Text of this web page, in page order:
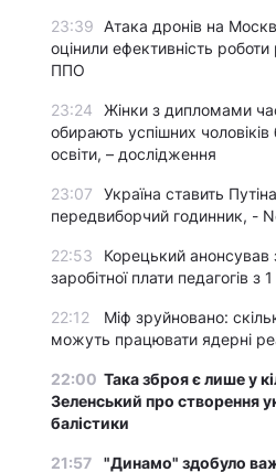
23:39
Атака дронів на
оцінили ефективність роботи
ППО
23:24
Жінки з дипломами
обирають успішних чоловіків
освіти, – дослідження
23:07
Україна ставить
передвиборчий годинник, -
22:53
Корецький анонсував
заробітної плати педагогів з
22:12
Міф зруйновано:
можуть працювати ядерні
22:00 Така зброя є лише у
Зеленський про створення
балістики
21:57 "Динамо" здобуло